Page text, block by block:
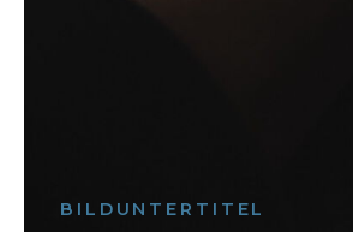
BILDUNTERTITEL